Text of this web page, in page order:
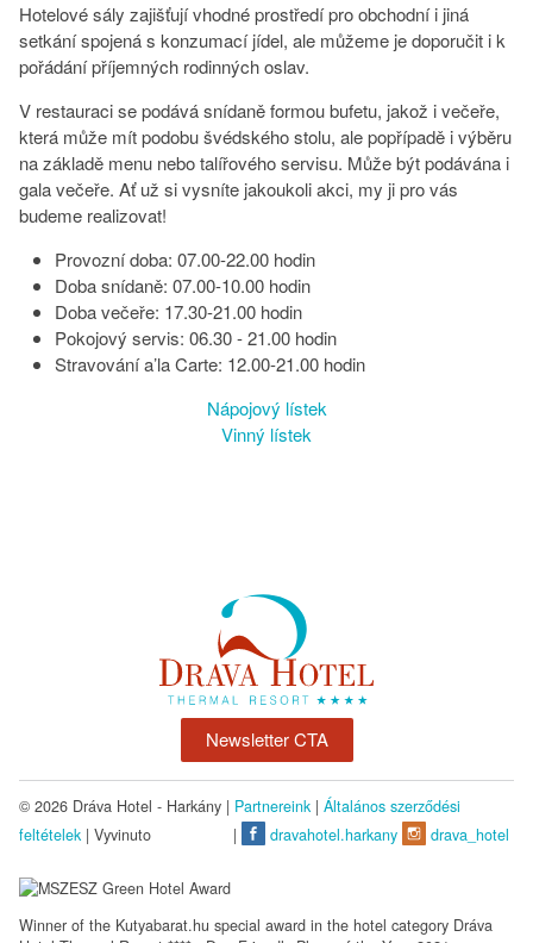
Hotelové sály zajišťují vhodné prostředí pro obchodní i jiná
setkání spojená s konzumací jídel, ale můžeme je doporučit i k
pořádání příjemných rodinných oslav.
V restauraci se podává snídaně formou bufetu, jakož i večeře,
která může mít podobu švédského stolu, ale popřípadě i výběru
na základě menu nebo talířového servisu. Může být podávána i
gala večeře. Ať už si vysníte jakoukoli akci, my ji pro vás
budeme realizovat!
Provozní doba: 07.00-22.00 hodin
Doba snídaně: 07.00-10.00 hodin
Doba večeře: 17.30-21.00 hodin
Pokojový servis: 06.30 - 21.00 hodin
Stravování a’la Carte: 12.00-21.00 hodin
Nápojový lístek
Vinný lístek
Newsletter CTA
© 2026 Dráva Hotel - Harkány | Partnereink | Általános szerződési
feltételek | Vyvinuto | dravahotel.harkany drava_hotel
Winner of the Kutyabarat.hu special award in the hotel category Dráva